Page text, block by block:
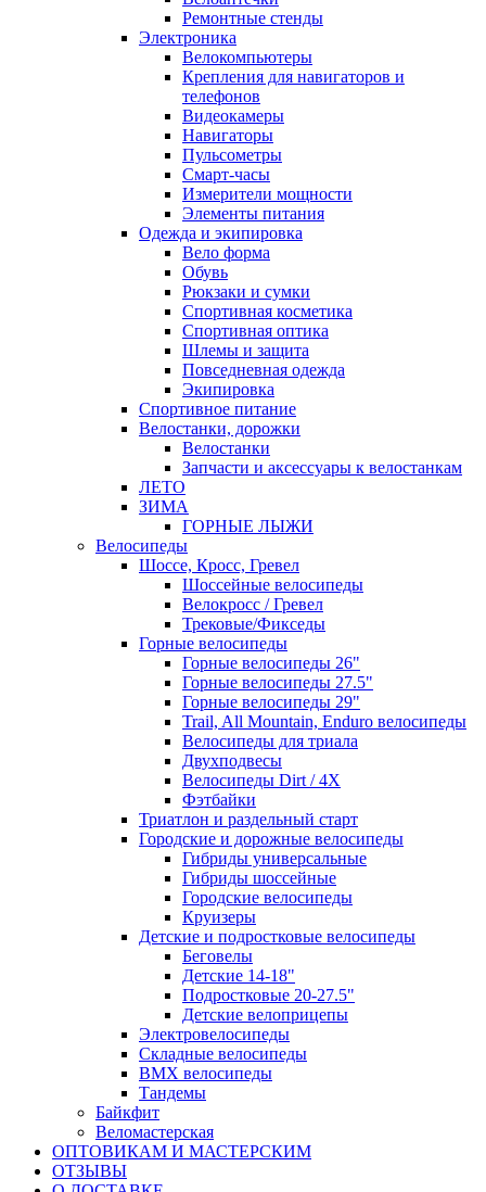
Ремонтные стенды
Электроника
Велокомпьютеры
Крепления для навигаторов и
телефонов
Видеокамеры
Навигаторы
Пульсометры
Смарт-часы
Измерители мощности
Элементы питания
Одежда и экипировка
Вело форма
Обувь
Рюкзаки и сумки
Спортивная косметика
Спортивная оптика
Шлемы и защита
Повседневная одежда
Экипировка
Спортивное питание
Велостанки, дорожки
Велостанки
Запчасти и аксессуары к велостанкам
ЛЕТО
ЗИМА
ГОРНЫЕ ЛЫЖИ
Велосипеды
Шоссе, Кросс, Гревел
Шоссейные велосипеды
Велокросс / Гревел
Трековые/Фикседы
Горные велосипеды
Горные велосипеды 26"
Горные велосипеды 27.5"
Горные велосипеды 29"
Trail, All Mountain, Enduro велосипеды
Велосипеды для триала
Двухподвесы
Велосипеды Dirt / 4X
Фэтбайки
Триатлон и раздельный старт
Городские и дорожные велосипеды
Гибриды универсальные
Гибриды шоссейные
Городские велосипеды
Круизеры
Детские и подростковые велосипеды
Беговелы
Детские 14-18"
Подростковые 20-27.5"
Детские велоприцепы
Электровелосипеды
Складные велосипеды
BMX велосипеды
Тандемы
Байкфит
Веломастерская
ОПТОВИКАМ И МАСТЕРСКИМ
ОТЗЫВЫ